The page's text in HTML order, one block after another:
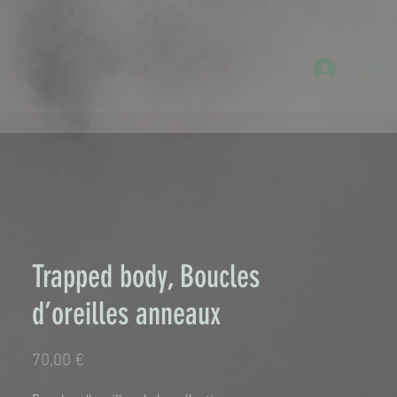
Trapped body, Boucles
d’oreilles anneaux
70,00 €